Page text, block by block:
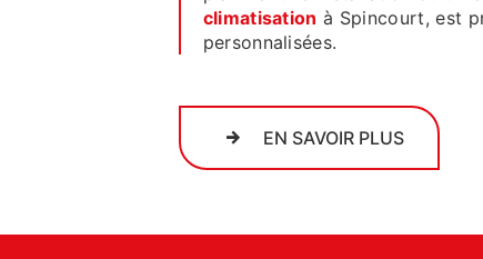
climatisation à Spincourt, est
personnalisées.
EN SAVOIR PLUS